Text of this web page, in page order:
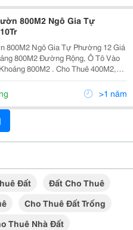
800M2 Ngô Gia Tự
800M2 Ngô Gia Tự Phường 12 Giá
800M2 . Cho Thuê 400M2,
Để Xe. Giá Thuê:
Thương Lượng ------------ Lh ;...
>1 năm
Đất
Đất Cho Thuê
Cho Thuê Đất Trống
Thuê Nhà Đất